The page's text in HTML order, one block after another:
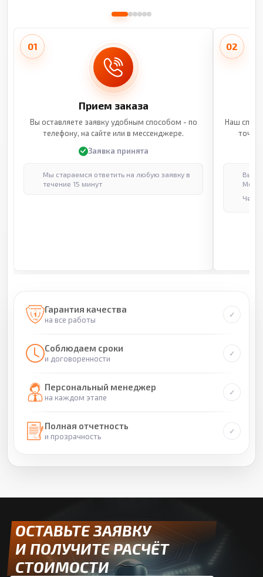
01
Прием заказа
Вы оставляете заявку удобным способом - по
телефону, на сайте или в мессенджере.
Заявка принята
Мы стараемся ответить на любую заявку в
течение 15 минут
02
Наш
Гарантия качества
на все работы
Соблюдаем сроки
и договоренности
Персональный менеджер
на каждом этапе
Полная отчетность
и прозрачность
ОСТАВЬТЕ ЗАЯВКУ
И ПОЛУЧИТЕ РАСЧЁТ
СТОИМОСТИ